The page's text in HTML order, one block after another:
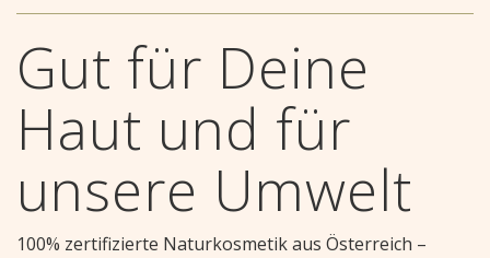
Gut für Deine
Haut und für
unsere Umwelt
100% zertifizierte Naturkosmetik aus Österreich –